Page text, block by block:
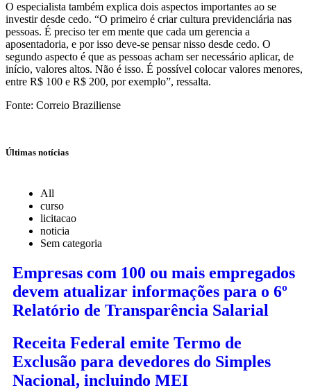
O especialista também explica dois aspectos importantes ao se
investir desde cedo. “O primeiro é criar cultura previdenciária nas
pessoas. É preciso ter em mente que cada um gerencia a
aposentadoria, e por isso deve-se pensar nisso desde cedo. O
segundo aspecto é que as pessoas acham ser necessário aplicar, de
início, valores altos. Não é isso. É possível colocar valores menores,
entre R$ 100 e R$ 200, por exemplo”, ressalta.
Fonte: Correio Braziliense
Últimas notícias
All
curso
licitacao
noticia
Sem categoria
Empresas com 100 ou mais empregados
devem atualizar informações para o 6º
Relatório de Transparência Salarial
Receita Federal emite Termo de
Exclusão para devedores do Simples
Nacional, incluindo MEI